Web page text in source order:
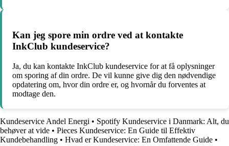
Kan jeg spore min ordre ved at kontakte
InkClub kundeservice?
Ja, du kan kontakte InkClub kundeservice for at få oplysninger
om sporing af din ordre. De vil kunne give dig den nødvendige
opdatering om, hvor din ordre er, og hvornår du forventes at
modtage den.
Kundeservice Andel Energi • Spotify Kundeservice i Danmark: Alt, du
behøver at vide • Pieces Kundeservice: En Guide til Effektiv
Kundebehandling • Hvad er Kundeservice: En Omfattende Guide •